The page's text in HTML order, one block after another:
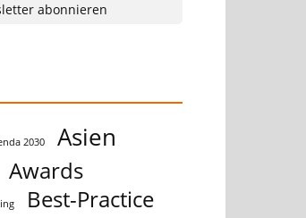
abonnieren
2030 Asien
Awards
Best-Practice